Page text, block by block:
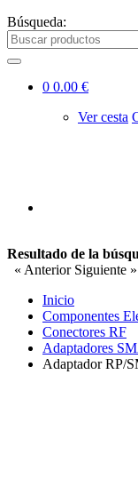
Búsqueda:
0 0.00 €
Ver cesta
Resultado de la
« Anterior Siguiente »
Inicio
Componentes
Conectores RF
Adaptadores
Adaptador RP/